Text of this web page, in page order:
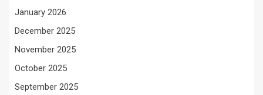
January 2026
December 2025
November 2025
October 2025
September 2025